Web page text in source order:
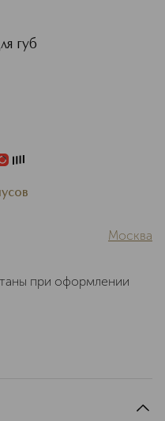
губ
Москва
при оформлении